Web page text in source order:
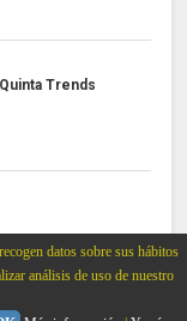
datos sobre sus hábitos
análisis de uso de nuestro
Trends